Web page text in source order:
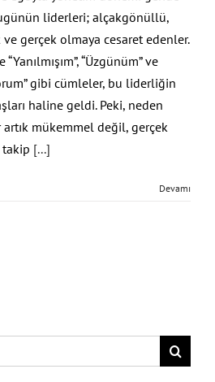
liderleri; alçakgönüllü,
gerçek olmaya cesaret edenler.
“Üzgünüm” ve
gibi cümleler, bu liderliğin
haline geldi. Peki, neden
mükemmel değil, gerçek
[...]
Devamı